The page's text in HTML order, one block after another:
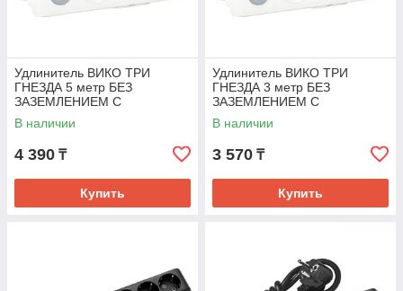
Удлинитель ВИКО ТРИ
ГНЕЗДА 5 метр БЕЗ
ЗАЗЕМЛЕНИЕМ С
ПОДСВЕТКОЙ НА 3 X 5M
В наличии
4 390 ₸
Купить
Удлинитель ВИКО ТРИ
ГНЕЗДА 3 метр БЕЗ
ЗАЗЕМЛЕНИЕМ С
ПОДСВЕТКОЙ НА 3 X 3M
В наличии
3 570 ₸
Купить